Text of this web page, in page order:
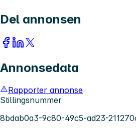
Del annonsen
Annonsedata
Rapporter annonse
Stillingsnummer
8bdab0a3-9c80-49c5-ad23-